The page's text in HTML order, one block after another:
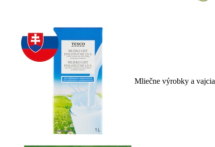
Mliečne výrobky a vajcia